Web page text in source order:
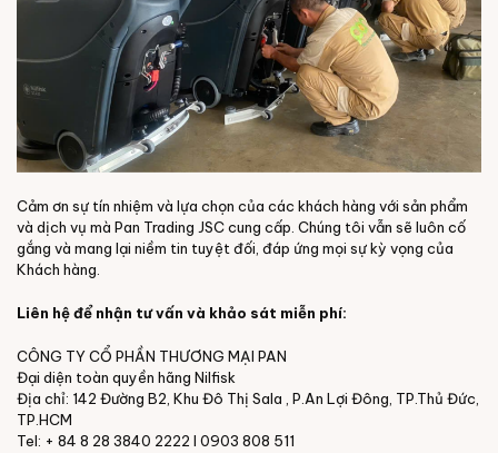
Cảm ơn sự tín nhiệm và lựa chọn của các khách hàng với sản phẩm
và dịch vụ mà Pan Trading JSC cung cấp. Chúng tôi vẫn sẽ luôn cố
gắng và mang lại niềm tin tuyệt đối, đáp ứng mọi sự kỳ vọng của
Khách hàng.
Liên hệ để nhận tư vấn và khảo sát miễn phí:
CÔNG TY CỔ PHẦN THƯƠNG MẠI PAN
Đại diện toàn quyền hãng Nilfisk
Địa chỉ: 142 Đường B2, Khu Đô Thị Sala , P.An Lợi Đông, TP.Thủ Đức,
TP.HCM
Tel: + 84 8 28 3840 2222 I 0903 808 511